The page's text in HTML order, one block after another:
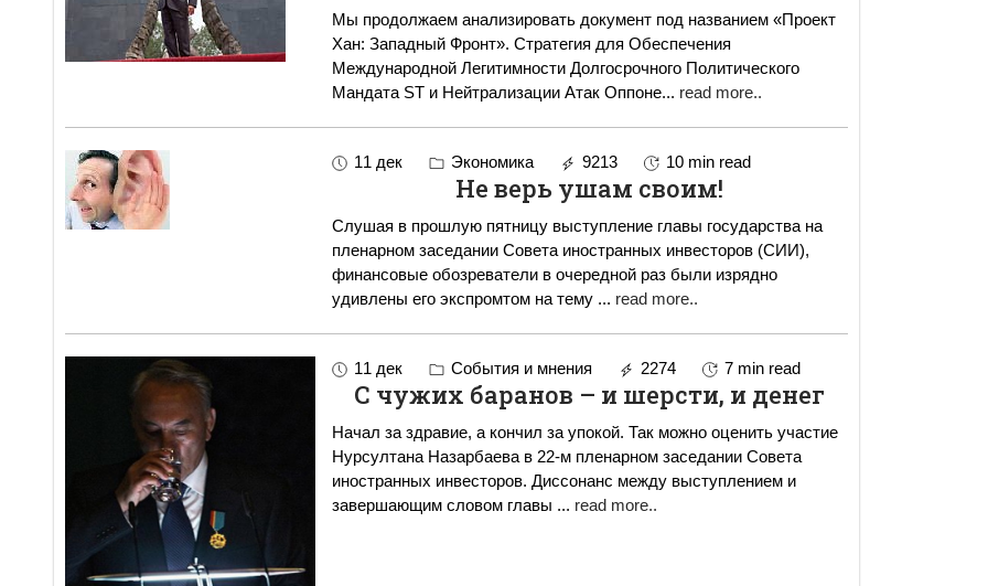
Мы продолжаем анализировать документ под названием «Проект
Хан: Западный Фронт». Стратегия для Обеспечения
Международной Легитимности Долгосрочного Политического
Мандата ST и Нейтрализации Атак Оппоне... read more..
11 дек Экономика 9213 10 min read
Не верь ушам своим!
Слушая в прошлую пятницу выступление главы государства на
пленарном заседании Совета иностранных инвесторов (СИИ),
финансовые обозреватели в очередной раз были изрядно
удивлены его экспромтом на тему ... read more..
11 дек События и мнения 2274 7 min read
С чужих баранов – и шерсти, и денег
Начал за здравие, а кончил за упокой. Так можно оценить участие
Нурсултана Назарбаева в 22-м пленарном заседании Совета
иностранных инвесторов. Диссонанс между выступлением и
завершающим словом главы ... read more..